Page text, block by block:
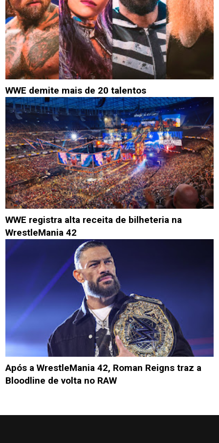
WWE demite mais de 20 talentos
WWE registra alta receita de bilheteria na
WrestleMania 42
Após a WrestleMania 42, Roman Reigns traz a
Bloodline de volta no RAW